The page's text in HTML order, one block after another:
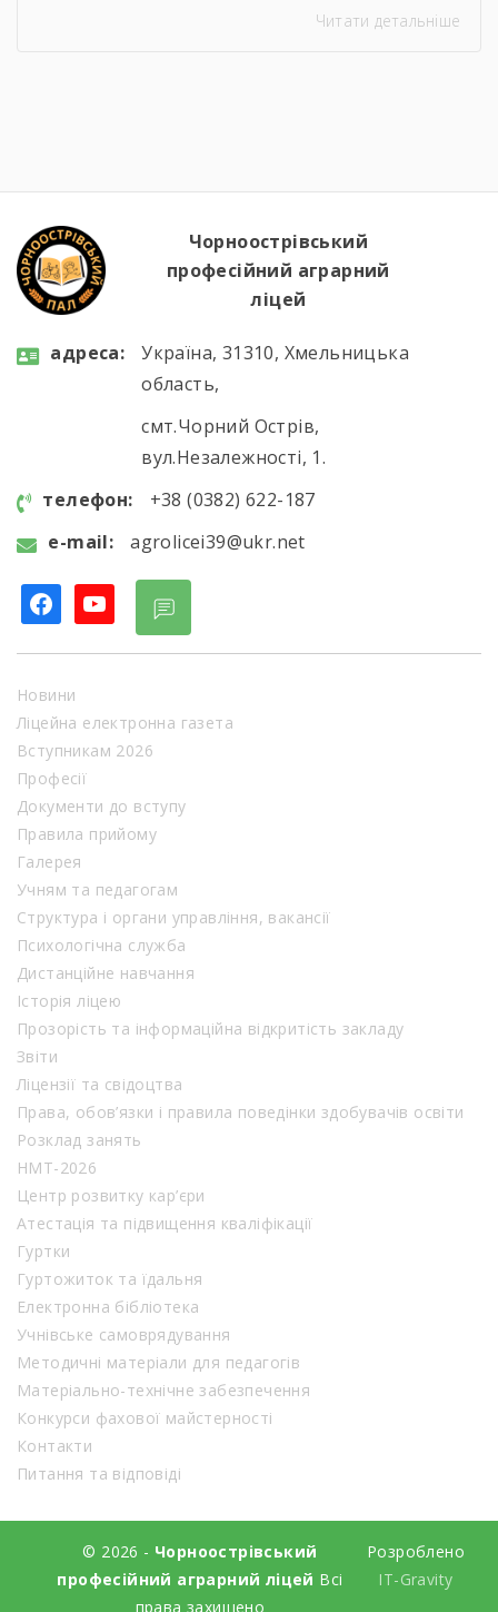
навчаються за спеціальностями слюсар з
аграрним виробництвом. Під час екскурсії
зерносховище, машинно-тракторний парк,
ферму великої рогатої […]
Читати детальніше
Чорноострівський
професійний аграрний
ліцей
aдресa:
Україна, 31310, Хмельницька
область,
смт.Чорний Острів,
вул.Незалежності, 1.
телефон:
+38 (0382) 622-187
e-mail:
agrolicei39@ukr.net
facebookyoutube
Новини
Ліцейна електронна газета
Вступникам 2026
Професії
Документи до вступу
Правила прийому
Галерея
Учням та педагогам
Структура і органи управління, вакансії
Психологічна служба
Дистанційне навчання
Історія ліцею
Прозорість та інформаційна відкритість закладу
Звіти
Ліцензії та свідоцтва
Права, обов’язки і правила поведінки здобувачів освіти
Розклад занять
НМТ-2026
Центр розвитку кар’єри
Атестація та підвищення кваліфікації
Гуртки
Гуртожиток та їдальня
Електронна бібліотека
Учнівське самоврядування
Методичні матеріали для педагогів
Матеріально-технічне забезпечення
Конкурси фахової майстерності
Контакти
Питання та відповіді
© 2026 - Чорноострівський
професійний аграрний ліцей Всі
права захищено
Розроблено
IT-Gravity